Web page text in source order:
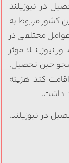
در نیوزیلند
مربوط به
مختلفی در
موثر
حین تحصیل.
کند هزینه‌
نیوزیلند،